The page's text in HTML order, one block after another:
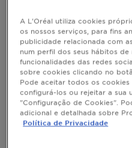
Uso
CLOSE SUBPANEL
Ingredientes
CLOSE SUBPANEL
A L'Oréal utiliza cookies
os nossos serviços, para fins
publicidade relacionada com
num perfil dos seus hábitos
funcionalidades das redes
sobre cookies clicando no
Pode aceitar todos os
configurá-los ou rejeitar a sua
"Configuração de Cookies".
adicional e detalhada sobre
Política de Privacidade